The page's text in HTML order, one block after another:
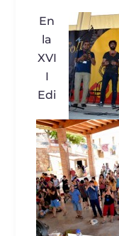
En
la
XVI
I
Edi